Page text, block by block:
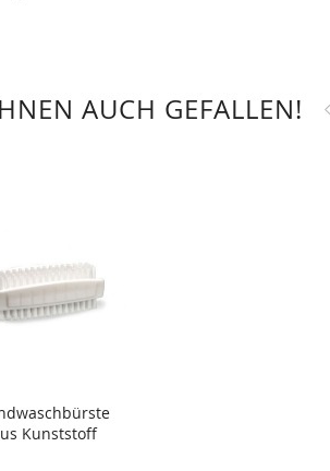
AUCH GEFALLEN!
Kunststoff